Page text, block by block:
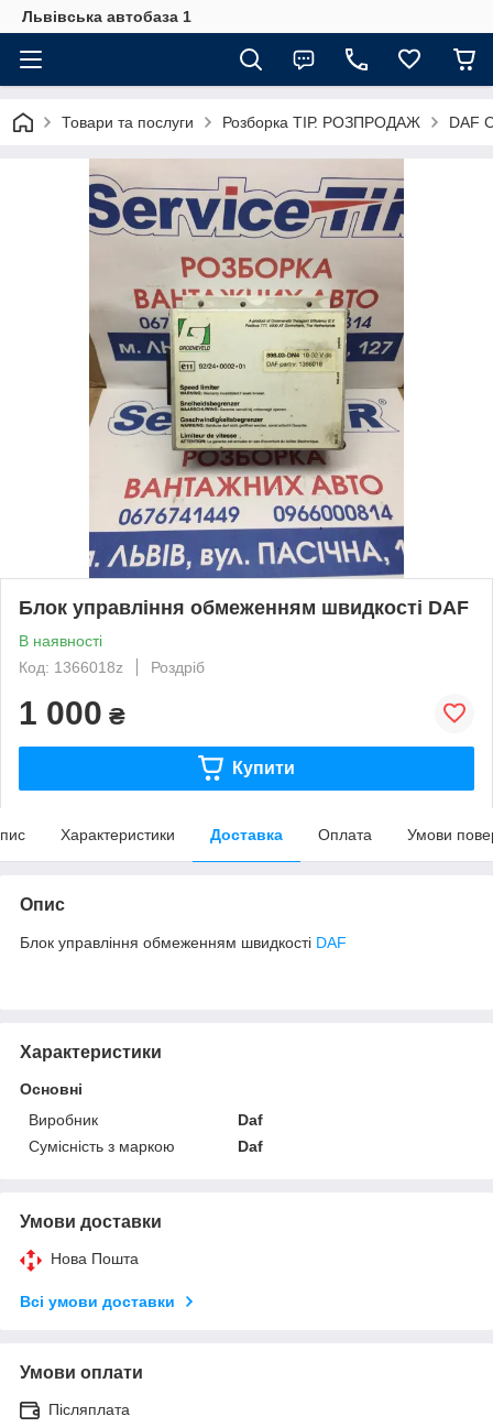
Львівська автобаза 1
Товари та послуги Розборка ТІР. РОЗПРОДАЖ DAF
Блок управління обмеженням швидкості DAF
В наявності
Код: 1366018z
Роздріб
1 000 ₴
Купити
Характеристики Доставка Оплата Умови
Опис
Блок управління обмеженням швидкості DAF
Характеристики
Основні
Виробник
Daf
Сумісність з маркою
Daf
Умови доставки
Нова Пошта
Всі умови доставки
Умови оплати
Післяплата